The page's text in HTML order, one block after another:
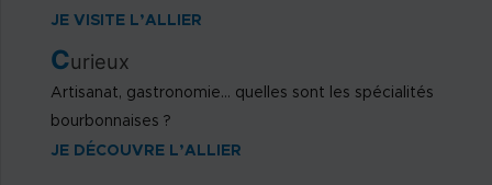
JE VISITE L’ALLIER
Curieux
Artisanat, gastronomie… quelles sont les spécialités
bourbonnaises ?
JE DÉCOUVRE L’ALLIER